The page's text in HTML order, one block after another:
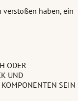
haben, ein
ODER
UND
SEIN